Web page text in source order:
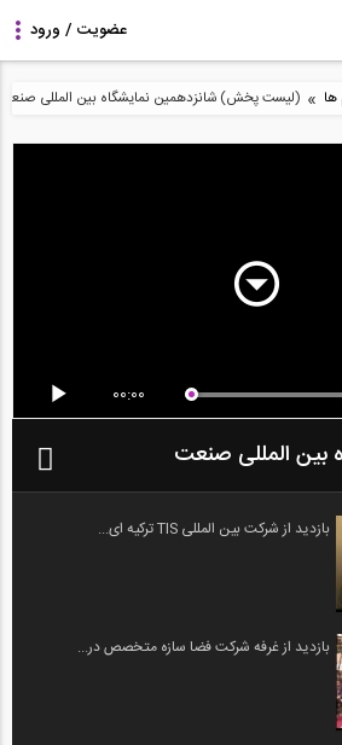
ها » (لیست پخش) شانزدهمین نمایشگاه بین المللی صنعت
00:00
بین المللی صنعت
بازدید از شرکت بین المللی TIS ترکیه ای...
بازدید از غرفه شرکت فضا سازه متخصص در...